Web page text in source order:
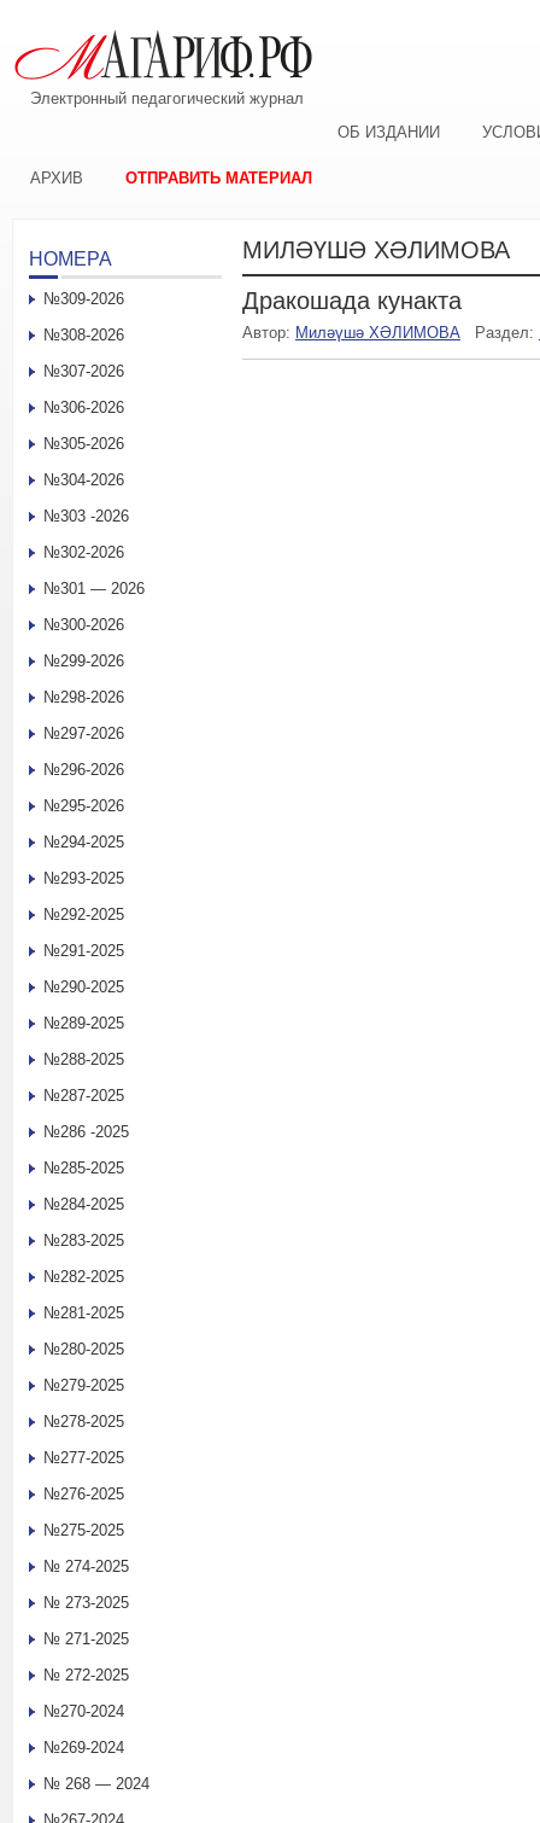
Электронный педагогический журнал
ОБ ИЗДАНИИ
АРХИВ ОТПРАВИТЬ МАТЕРИАЛ
МИЛӘҮШӘ ХӘЛИМОВА
Дракошада кунакта
Автор: Миләүшә ХӘЛИМОВА Раздел:
НОМЕРА
№309-2026
№308-2026
№307-2026
№306-2026
№305-2026
№304-2026
№303 -2026
№302-2026
№301 — 2026
№300-2026
№299-2026
№298-2026
№297-2026
№296-2026
№295-2026
№294-2025
№293-2025
№292-2025
№291-2025
№290-2025
№289-2025
№288-2025
№287-2025
№286 -2025
№285-2025
№284-2025
№283-2025
№282-2025
№281-2025
№280-2025
№279-2025
№278-2025
№277-2025
№276-2025
№275-2025
№ 274-2025
№ 273-2025
№ 271-2025
№ 272-2025
№270-2024
№269-2024
№ 268 — 2024